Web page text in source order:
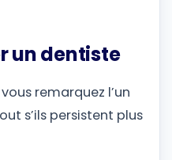
un dentiste
remarquez l’un
s’ils persistent plus